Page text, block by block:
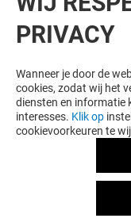
PRIVACY
Wanneer je door de
cookies, zodat wij het
diensten en informatie
interesses. Klik op
cookievoorkeuren te